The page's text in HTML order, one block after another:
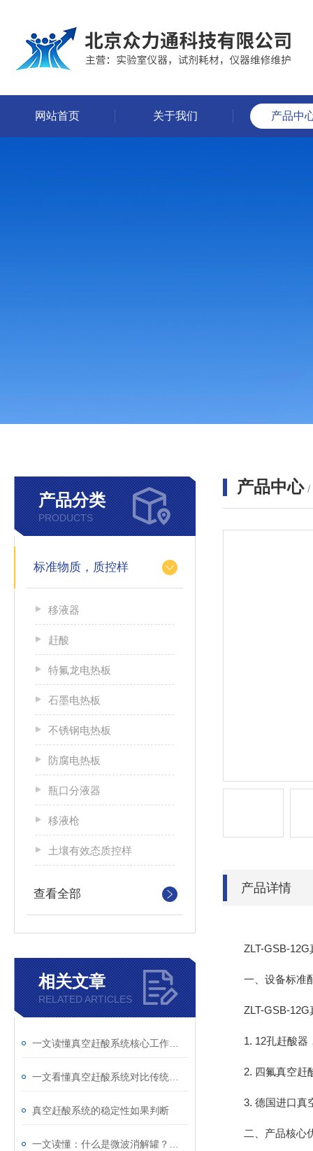
网站首页 关于我们 产品中
产品分类
PRODUCTS
标准物质，质控样
移液器
赶酸
特氟龙电热板
石墨电热板
不锈钢电热板
防腐电热板
瓶口分液器
移液枪
土壤有效态质控样
查看全部
相关文章
RELATED ARTICLES
真空赶酸系统的稳定性如果判断
产品中心 /
产品详情
ZLT-GSB-12G
一、设备标准
ZLT-GSB-12G
1. 12孔赶酸器，
2. 四氟真空赶
3. 德国进口真
二、产品核心